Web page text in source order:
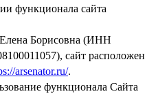
функционала сайта
Борисовна (ИНН
сайт расположен
arsenator.ru/.
функционала Сайта